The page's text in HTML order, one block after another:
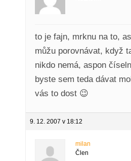
to je fajn, mrknu na to,
můžu porovnávat, když
nikdo nemá, aspon
byste sem teda dávat
vás to dost 😉
9. 12. 2007 v 18:12
milan
Člen